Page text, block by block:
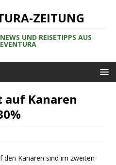
ZEITUNG
UND REISETIPPS AUS
Kanaren
den Kanaren sind im zweiten